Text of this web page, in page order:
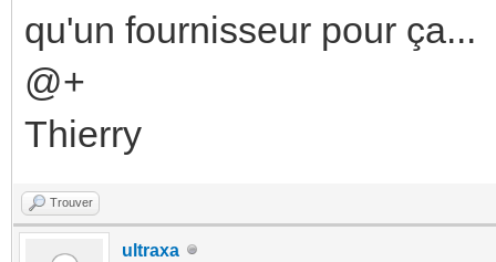
qu'un fournisseur pour ça...
@+
Thierry
Trouver
ultraxa